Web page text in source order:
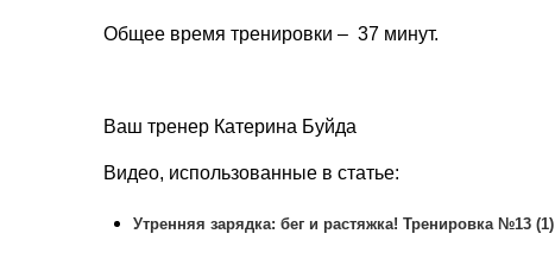
Общее время тренировки – 37 минут.
Ваш тренер Катерина Буйда
Видео, использованные в статье:
Утренняя зарядка: бег и растяжка! Тренировка №13 (1)